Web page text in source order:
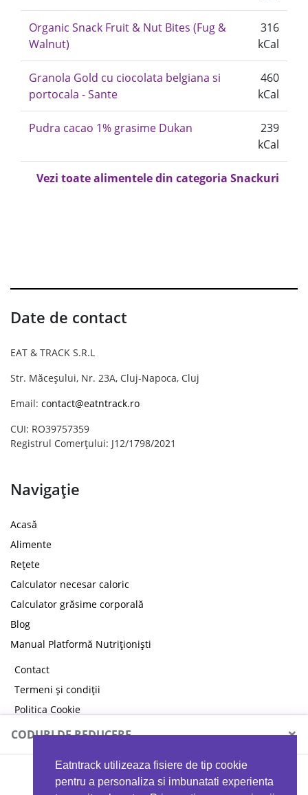
Eatntrack utilizeaza fisiere de tip cookie
pentru a personaliza si imbunatati experienta
Organic Snack Fruit & Nut Bites (Fug &
Walnut)
316
kCal
Granola Gold cu ciocolata belgiana si
portocala - Sante
460
kCal
Pudra cacao 1% grasime Dukan
239
kCal
Vezi toate alimentele din categoria Snackuri
Date de contact
EAT & TRACK S.R.L
Str. Măceșului, Nr. 23A, Cluj-Napoca, Cluj
Email: contact@eatntrack.ro
CUI: RO39757359
Registrul Comerțului: J12/1798/2021
Navigație
Acasă
Alimente
Rețete
Calculator necesar caloric
Calculator grăsime corporală
Blog
Manual Platformă Nutriționiști
Contact
Termeni și condiții
Politica Cookie
Politica de confidențialitate
CODURI DE REDUCERE ×
MYPROTEIN